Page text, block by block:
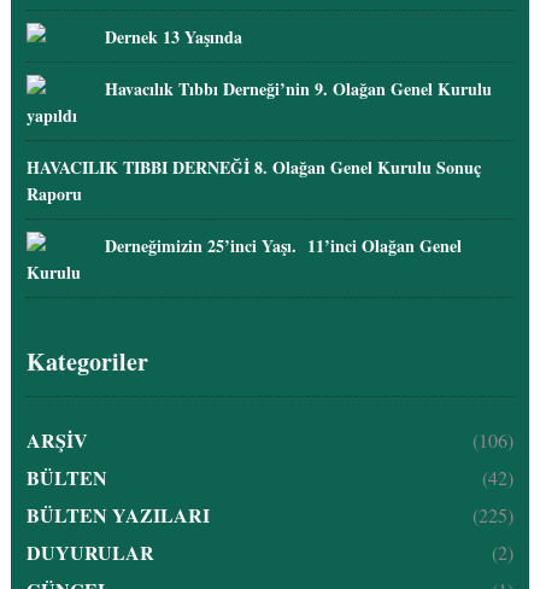
Dernek 13 Yaşında
Havacılık Tıbbı Derneği’nin 9. Olağan Genel Kurulu
yapıldı
HAVACILIK TIBBI DERNEĞİ 8. Olağan Genel Kurulu Sonuç
Raporu
Derneğimizin 25’inci Yaşı. 11’inci Olağan Genel
Kurulu
Kategoriler
ARŞİV (106)
BÜLTEN (42)
BÜLTEN YAZILARI (225)
DUYURULAR (2)